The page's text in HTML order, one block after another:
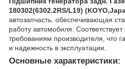
180302(6302.2RS/L19)
автозапчасть, обеспечивающая
работу автомобиля.
требованиям производителя, что
и надежность в эксплуатации.
Основные характеристики: